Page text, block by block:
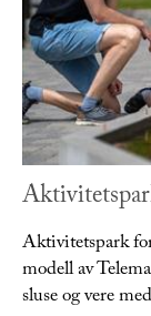
Aktivitetspark
modell av
sluse og vere